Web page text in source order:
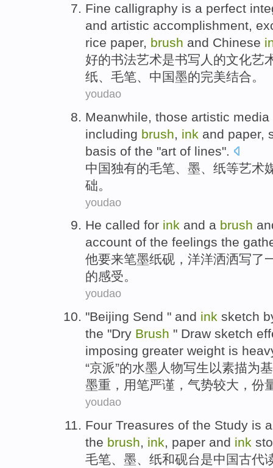
Fine calligraphy is a perfect
and artistic accomplishment,
rice paper, brush and Chinese
好的书法艺术是书写人 的文化艺
纸、 毛笔、 中国墨的完美结合。
youdao
Meanwhile, those artistic media
including brush ink and paper,
basis of the "art of lines".
中国独有的毛笔 墨 纸等艺术
础 。
youdao
He called for ink and a brush
account of the feelings the
他要来笔墨纸砚 ，洋洋洒洒写了
的感受。
youdao
"Beijing Send " and ink sketch
the "Dry Brush " Draw sketch
imposing greater weight is
“京派”的水墨 人物写生 以素描为
墨重 ， 用笔严谨 ， 气势较大 ， 份
youdao
Four Treasures of the Study is
the brush, ink, paper and ink
毛笔、 墨、 纸和砚台是中国古代